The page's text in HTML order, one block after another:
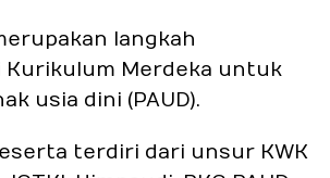
langkah
Kurikulum Merdeka untuk
usia dini (PAUD).
terdiri dari unsur KWK